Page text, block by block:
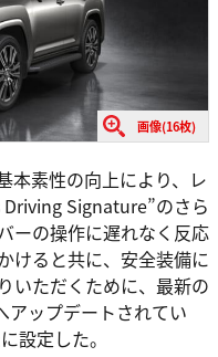
画像(16枚)
本素性の向上により、レ
Signature”のさら
ーの操作に遅れなく反応
けると共に、安全装備に
いただくために、最新の
アップデートされてい
設定した。